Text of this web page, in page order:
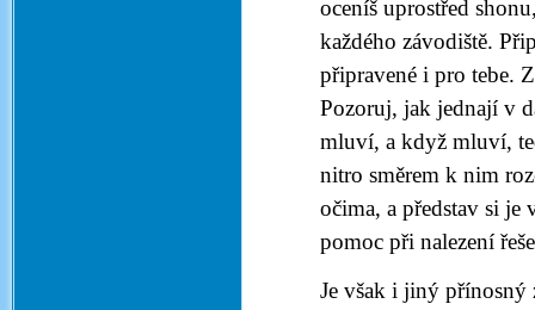
oceníš uprostřed
každého závodiště.
připravené i pro tebe.
Pozoruj, jak jednají v
mluví, a když mluví,
nitro směrem k nim
očima, a představ si
pomoc při nalezení
Je však i jiný přínosný